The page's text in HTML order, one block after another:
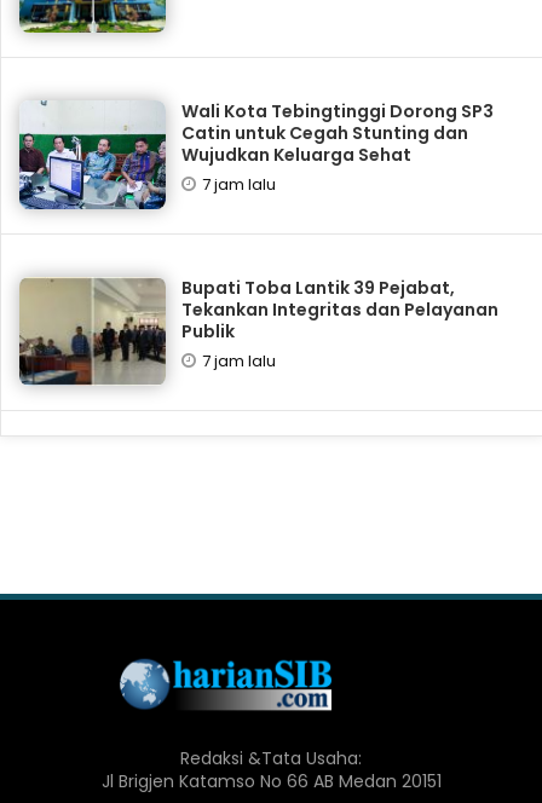
Wali Kota Tebingtinggi Dorong SP3
Catin untuk Cegah Stunting dan
Wujudkan Keluarga Sehat
7 jam lalu
Bupati Toba Lantik 39 Pejabat,
Tekankan Integritas dan Pelayanan
Publik
7 jam lalu
Redaksi &Tata Usaha:
Jl Brigjen Katamso No 66 AB Medan 20151